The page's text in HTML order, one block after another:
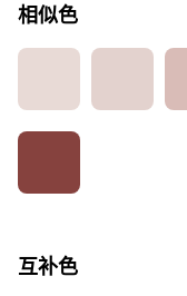
相似色
互补色